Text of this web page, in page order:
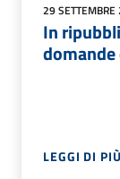
29
In
LEGGI DI PIÙ